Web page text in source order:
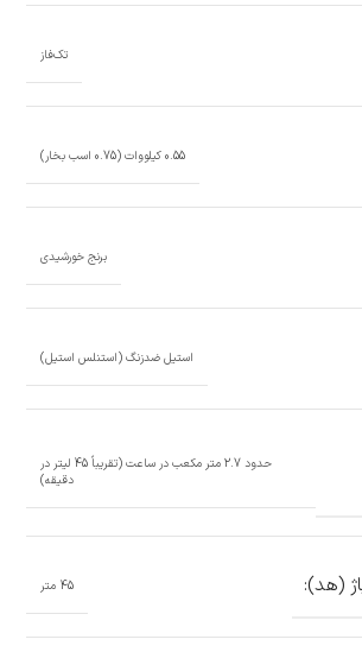
تک‌فاز
0.55 کیلووات (0.75 اسب بخار)
برنج خورشیدی
استیل ضدزنگ (استنلس استیل)
حدود 2.7 متر مکعب در ساعت (تقریباً 45 لیتر در
دقیقه)
(هد): 45 متر